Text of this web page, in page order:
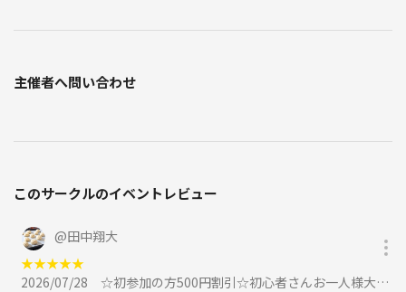
主催者へ問い合わせ
このサークルのイベントレビュー
@田中翔大
★★★★★
2026/07/28
☆初参加の方500円割引☆初心者さんお一人様大歓迎！大阪難波平日ボードゲーム会に参加